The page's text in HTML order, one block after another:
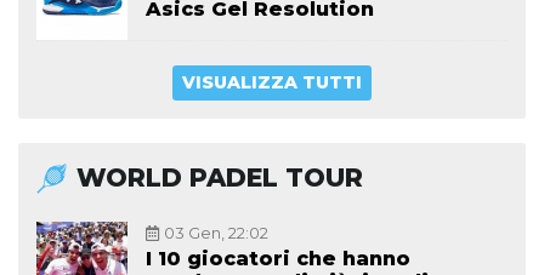
Asics Gel Resolution
VISUALIZZA TUTTI
WORLD PADEL TOUR
03 Gen, 22:02
I 10 giocatori che hanno